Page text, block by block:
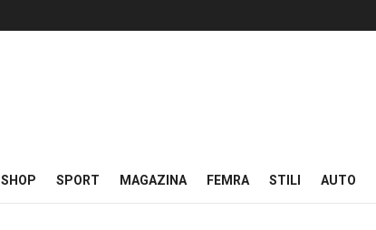
SHOP SPORT MAGAZINA FEMRA STILI AUTO